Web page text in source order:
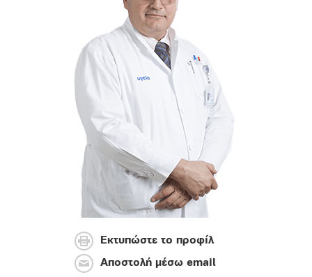
Εκτυπώστε το προφίλ
Αποστολή μέσω email